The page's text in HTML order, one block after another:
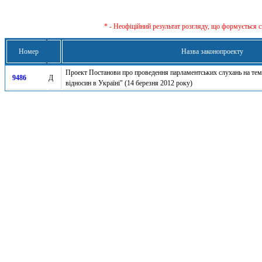
* - Неофіційний результат розгляду, що формується
Номер Назва законопроекту
9486 Д
Проект Постанови про проведення парламентських слухань на
відносин в Україні" (14 березня 2012 року)